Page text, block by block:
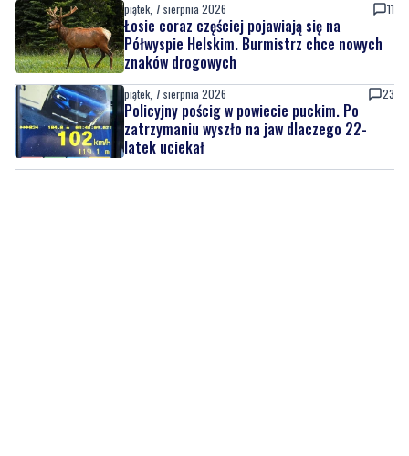
piątek, 7 sierpnia 2026 11
Łosie coraz częściej pojawiają się na
Półwyspie Helskim. Burmistrz chce nowych
znaków drogowych
piątek, 7 sierpnia 2026 23
Policyjny pościg w powiecie puckim. Po
zatrzymaniu wyszło na jaw dlaczego 22-
latek uciekał